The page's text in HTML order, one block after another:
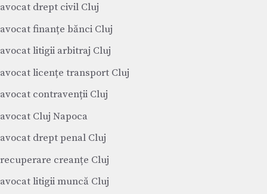
avocat drept civil Cluj
avocat finanțe bănci Cluj
avocat litigii arbitraj Cluj
avocat licențe transport Cluj
avocat contravenții Cluj
avocat Cluj Napoca
avocat drept penal Cluj
recuperare creanțe Cluj
avocat litigii muncă Cluj